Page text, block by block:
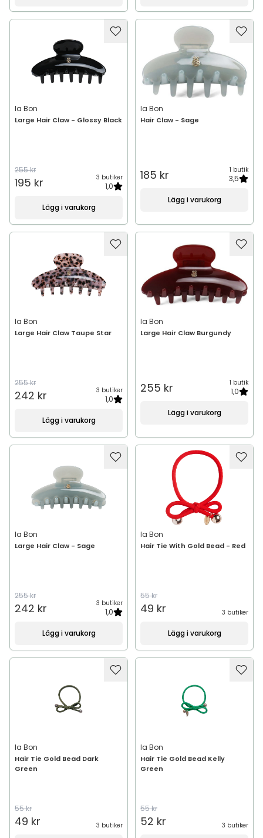
Ia Bon
Large Hair Claw - Glossy Black
255 kr
195 kr 3 butiker
1,0
Lägg i varukorg
Ia Bon
Hair Claw - Sage
185 kr 1 butik
3,5
Lägg i varukorg
Ia Bon
Large Hair Claw Taupe Star
255 kr
242 kr 3 butiker
1,0
Lägg i varukorg
Ia Bon
Large Hair Claw Burgundy
255 kr 1 butik
1,0
Lägg i varukorg
Ia Bon
Large Hair Claw - Sage
255 kr
242 kr 3 butiker
1,0
Lägg i varukorg
Ia Bon
Hair Tie With Gold Bead - Red
55 kr
49 kr 3 butiker
Lägg i varukorg
Ia Bon
Hair Tie Gold Bead Dark
Green
55 kr
49 kr 3 butiker
Ia Bon
Hair Tie Gold Bead Kelly
Green
55 kr
52 kr 3 butiker